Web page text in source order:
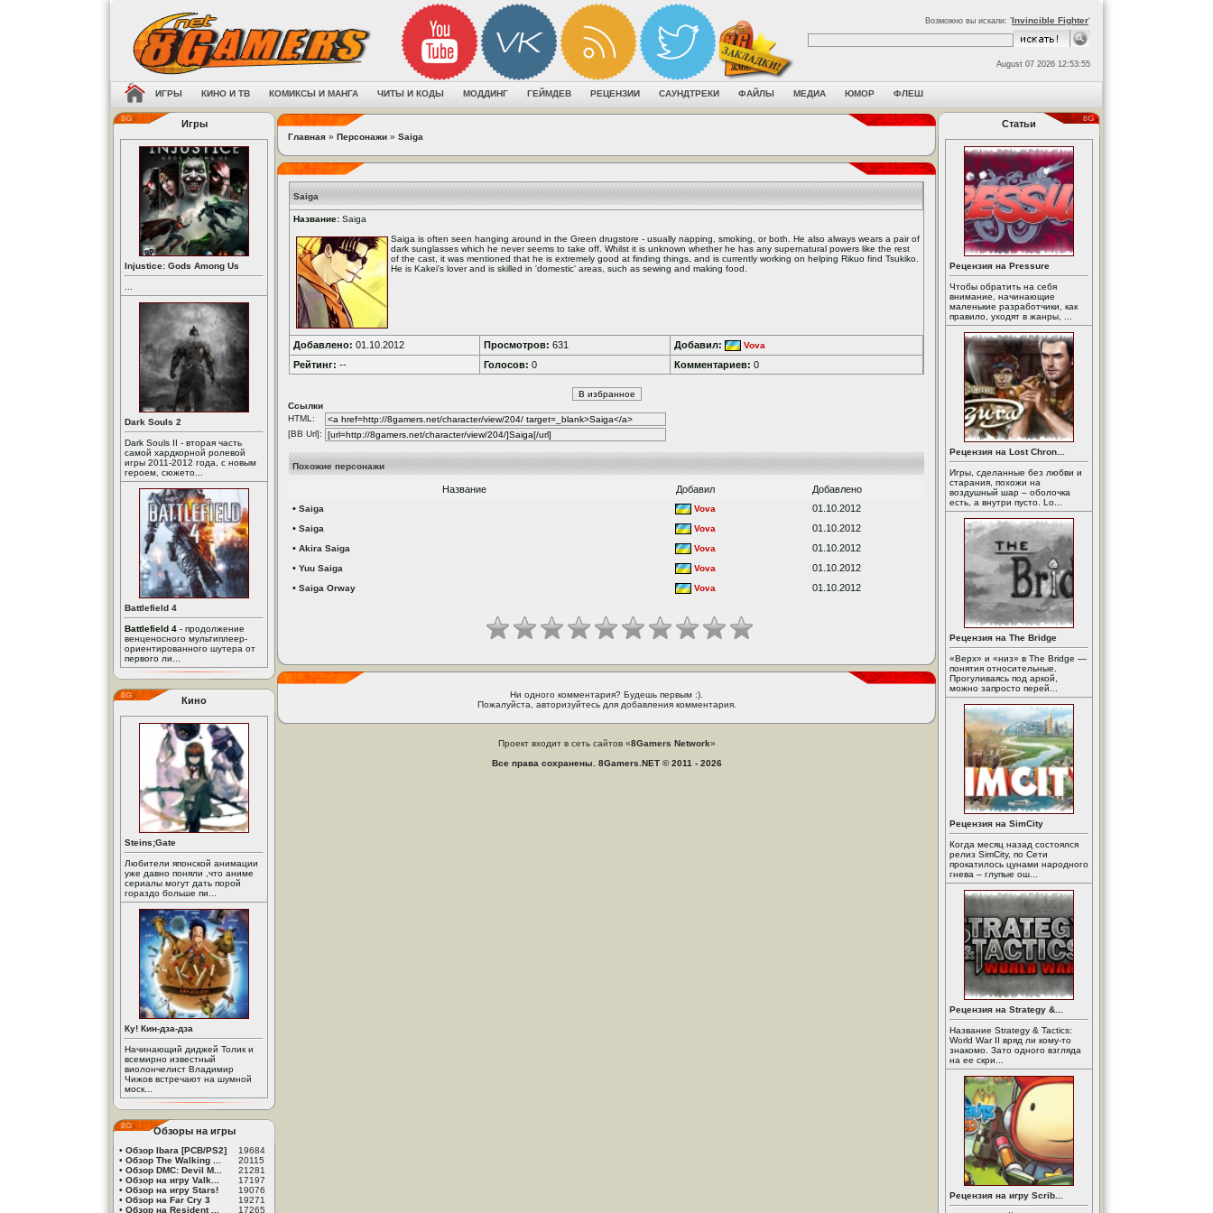
Возможно вы искали: 'Invincible Fighter'
August 07 2026 12:53:55
ИГРЫ КИНО И ТВ КОМИКСЫ И МАНГА ЧИТЫ И КОДЫ МОДДИНГ ГЕЙМДЕВ РЕЦЕНЗИИ САУНДТРЕКИ ФАЙЛЫ МЕДИА ЮМОР ФЛЕШ
Игры
Injustice: Gods Among Us
Dark Souls 2
Dark Souls II - вторая часть
самой хардкорной ролевой
игры 2011-2012 года, с новым
героем, сюжето...
Battlefield 4
Battlefield 4 - продолжение
венценосного мультиплеер-
ориентированного шутера от
первого ли...
Кино
Steins;Gate
Любители японской анимации
уже давно поняли ,что аниме
сериалы могут дать порой
гораздо больше пи...
Ку! Кин-дза-дза
Начинающий диджей Толик и
всемирно известный
виолончелист Владимир
Чижов встречают на шумной
моск...
Обзоры на игры
• Обзор Ibara [PCB/PS2]
19684
• Обзор The Walking ...
20115
• Обзор DMC: Devil M...
21281
• Обзор на игру Valk...
17197
• Обзор на игру Stars!
19076
• Обзор на Far Cry 3
19271
• Обзор на Resident ... 17265
Главная » Персонажи » Saiga
Saiga
Название: Saiga
Saiga is often seen hanging around in the Green drugstore - usually napping, smoking, or both. He also always wears a pair of
dark sunglasses which he never seems to take off. Whilst it is unknown whether he has any supernatural powers like the rest
of the cast, it was mentioned that he is extremely good at finding things, and is currently working on helping Rikuo find Tsukiko.
He is Kakei's lover and is skilled in 'domestic' areas, such as sewing and making food.
Добавлено: 01.10.2012 Просмотров: 631 Добавил: Vova
Рейтинг: -- Голосов: 0 Комментариев: 0
Ссылки
HTML:
[BB Url]:
Похожие персонажи
Название Добавил
Добавлено
• Saiga Vova
01.10.2012
• Saiga Vova
01.10.2012
• Akira Saiga Vova
01.10.2012
• Yuu Saiga Vova
01.10.2012
• Saiga Orway Vova 01.10.2012
Ни одного комментария? Будешь первым :).
Пожалуйста, авторизуйтесь для добавления комментария.
Проект входит в сеть сайтов «8Gamers Network»
Все права сохранены. 8Gamers.NET © 2011 - 2026
Статьи
Рецензия на Pressure
Чтобы обратить на себя
внимание, начинающие
маленькие разработчики, как
правило, уходят в жанры, ...
Рецензия на Lost Chron...
Игры, сделанные без любви и
старания, похожи на
воздушный шар – оболочка
есть, а внутри пусто. Lo...
Рецензия на The Bridge
«Верх» и «низ» в The Bridge —
понятия относительные.
Прогуливаясь под аркой,
можно запросто перей...
Рецензия на SimCity
Когда месяц назад состоялся
релиз SimCity, по Сети
прокатилось цунами народного
гнева – глупые ош...
Рецензия на Strategy &...
Название Strategy & Tactics:
World War II вряд ли кому-то
знакомо. Зато одного взгляда
на ее скри...
Рецензия на игру Scrib...